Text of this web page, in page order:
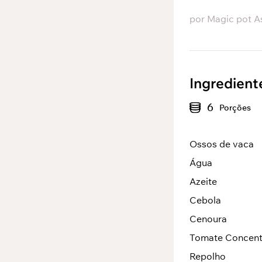
por Magic pot
6 Porções
Ossos de vaca
Água
Azeite
Cebola
Cenoura
Tomate
Repolho